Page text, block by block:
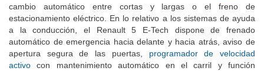
cambio automático entre cortas y largas o el freno de
estacionamiento eléctrico. En lo relativo a los sistemas de ayuda
a la conducción, el Renault 5 E-Tech dispone de frenado
automático de emergencia hacia delante y hacia atrás, aviso de
apertura segura de las puertas, programador de velocidad
activo con mantenimiento automático en el carril y función